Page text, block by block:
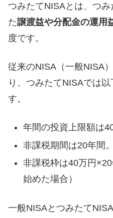
つみたてNISAとは、つ
た譲渡益や分配金の運用
度です。
従来のNISA（一般NISA
り、つみたてNISAでは
す。
年間の投資上限額は
非課税期間は20年間。
非課税枠は40万円
始めた場合）
一般NISAとつみたて